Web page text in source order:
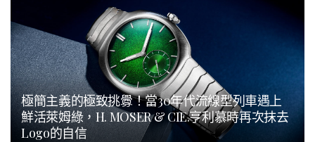
極簡主義的極致挑釁！當30年代流線型列車遇上
鮮活萊姆綠，H. MOSER & CIE.亨利慕時再次抹去
Logo的自信